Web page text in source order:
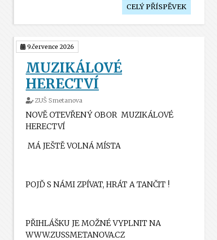
CELÝ PŘÍSPĚVEK
9.července 2026
MUZIKÁLOVÉ
HERECTVÍ
ZUŠ Smetanova
NOVĚ OTEVŘENÝ OBOR MUZIKÁLOVÉ
HERECTVÍ
MÁ JEŠTĚ VOLNÁ MÍSTA
POJĎ S NÁMI ZPÍVAT, HRÁT A TANČIT !
PŘIHLÁŠKU JE MOŽNÉ VYPLNIT NA
WWW.ZUSSMETANOVA.CZ